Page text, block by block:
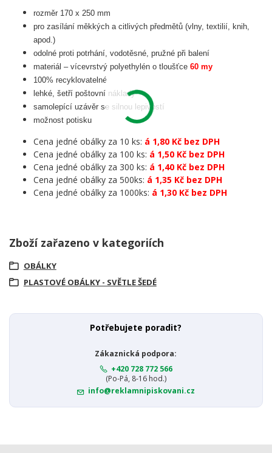
rozměr 170 x 250 mm
pro zasílání měkkých a citlivých předmětů (vlny, textilií, knih,
apod.)
odolné proti potrhání, vodotěsné, pružné při balení
materiál – vícevrstvý polyethylén o tloušťce 60 my
100% recyklovatelné
lehké, šetří poštovní náklady
samolepící uzávěr se silnou lepivostí
možnost potisku
Cena jedné obálky za 10 ks: á 1,80 Kč bez DPH
Cena jedné obálky za 100 ks: á 1,50 Kč bez DPH
Cena jedné obálky za 300 ks: á 1,40 Kč bez DPH
Cena jedné obálky za 500ks: á 1,35 Kč bez DPH
Cena jedné obálky za 1000ks: á 1,30 Kč bez DPH
Zboží zařazeno v kategoriích
OBÁLKY
PLASTOVÉ OBÁLKY - SVĚTLE ŠEDÉ
Potřebujete poradit?
Zákaznická podpora:
+420 728 772 566
(Po-Pá, 8-16 hod.)
info@reklamnipiskovani.cz